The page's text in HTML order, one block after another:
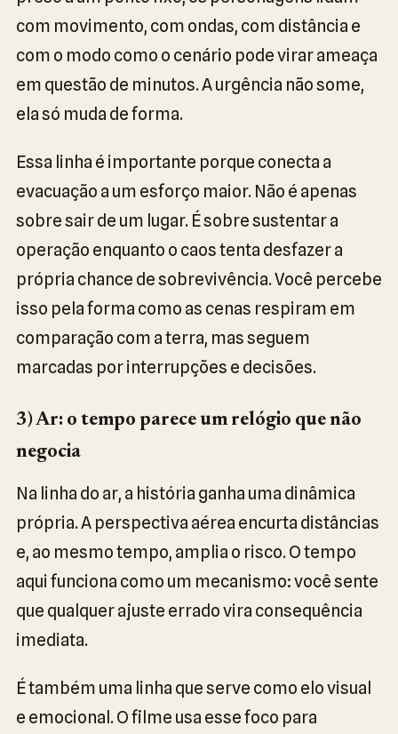
com movimento, com ondas, com distância e
com o modo como o cenário pode virar ameaça
em questão de minutos. A urgência não some,
ela só muda de forma.
Essa linha é importante porque conecta a
evacuação a um esforço maior. Não é apenas
sobre sair de um lugar. É sobre sustentar a
operação enquanto o caos tenta desfazer a
própria chance de sobrevivência. Você percebe
isso pela forma como as cenas respiram em
comparação com a terra, mas seguem
marcadas por interrupções e decisões.
3) Ar: o tempo parece um relógio que não
negocia
Na linha do ar, a história ganha uma dinâmica
própria. A perspectiva aérea encurta distâncias
e, ao mesmo tempo, amplia o risco. O tempo
aqui funciona como um mecanismo: você sente
que qualquer ajuste errado vira consequência
imediata.
É também uma linha que serve como elo visual
e emocional. O filme usa esse foco para